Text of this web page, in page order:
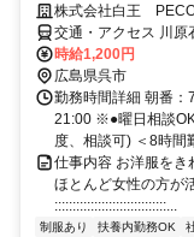
株式会社白王
交通・アクセス 川原
時給1,200円
広島県呉市
勤務時間詳細 朝番
21:00 ※●曜日相談
度、相談可) ＜8時間
仕事内容 お洋服をき
ほとんど女性の方が
:::::::::::::::::::::::::::::::...
制服あり 扶養内勤務OK